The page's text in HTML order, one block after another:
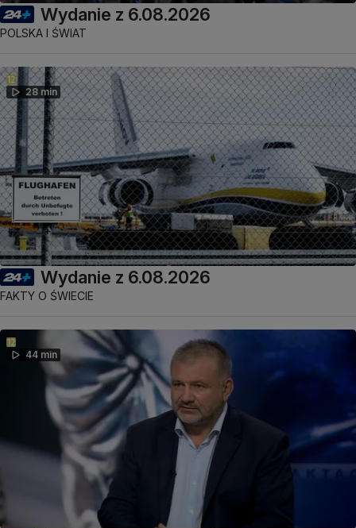
Wydanie z 6.08.2026
POLSKA I ŚWIAT
28 min
Wydanie z 6.08.2026
FAKTY O ŚWIECIE
44 min